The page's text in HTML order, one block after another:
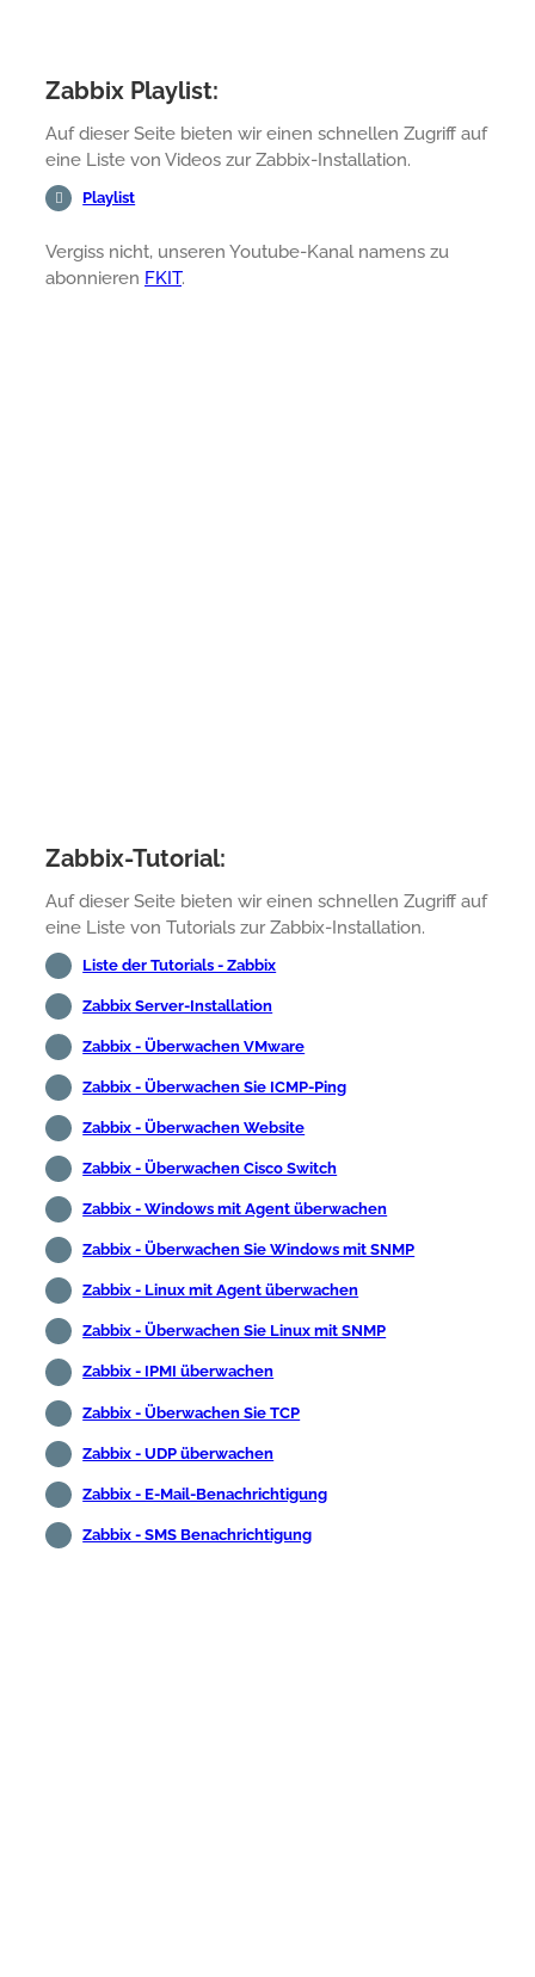
Zabbix Playlist:
Auf dieser Seite bieten wir einen schnellen Zugriff auf
eine Liste von Videos zur Zabbix-Installation.
Playlist
Vergiss nicht, unseren Youtube-Kanal namens zu
abonnieren FKIT.
Zabbix-Tutorial:
Auf dieser Seite bieten wir einen schnellen Zugriff auf
eine Liste von Tutorials zur Zabbix-Installation.
Liste der Tutorials - Zabbix
Zabbix Server-Installation
Zabbix - Überwachen VMware
Zabbix - Überwachen Sie ICMP-Ping
Zabbix - Überwachen Website
Zabbix - Überwachen Cisco Switch
Zabbix - Windows mit Agent überwachen
Zabbix - Überwachen Sie Windows mit SNMP
Zabbix - Linux mit Agent überwachen
Zabbix - Überwachen Sie Linux mit SNMP
Zabbix - IPMI überwachen
Zabbix - Überwachen Sie TCP
Zabbix - UDP überwachen
Zabbix - E-Mail-Benachrichtigung
Zabbix - SMS Benachrichtigung